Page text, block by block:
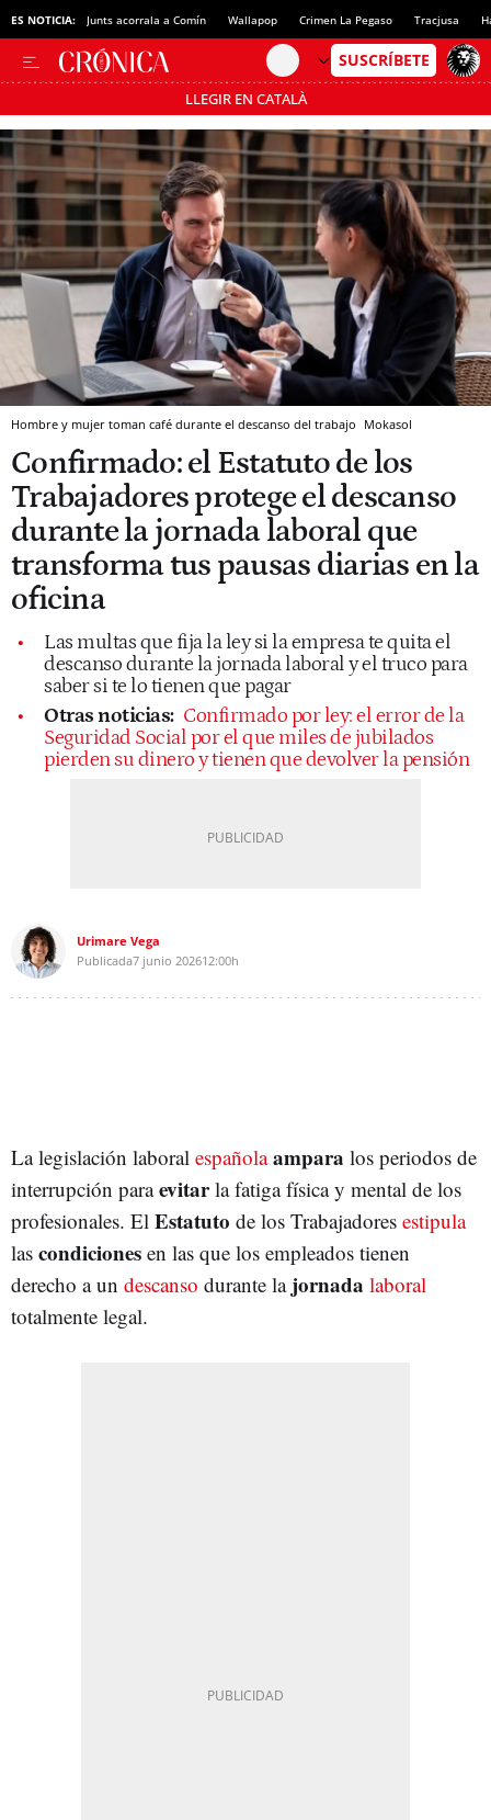
ES NOTICIA: Junts acorrala a Comín Wallapop Crimen La Pegaso Tracjusa
LLEGIR EN CATALÀ
Pásate al MODO AHORRO
Hombre y mujer toman café durante el descanso del trabajo Mokasol
Confirmado: el Estatuto de los
Trabajadores protege el descanso
durante la jornada laboral que
transforma tus pausas diarias en la
oficina
Las multas que fija la ley si la empresa te quita el
descanso durante la jornada laboral y el truco para
saber si te lo tienen que pagar
Otras noticias: Confirmado por ley: el error de la
Seguridad Social por el que miles de jubilados
pierden su dinero y tienen que devolver la pensión
Urimare Vega
Publicada7 junio 202612:00h
La legislación laboral españolaampara los periodos de
interrupción paraevitarla fatiga física y mental de los
profesionales. El Estatuto de los Trabajadores estipula
las condiciones en las que los empleados tienen
derecho a un descanso durante lajornada laboral
totalmente legal.